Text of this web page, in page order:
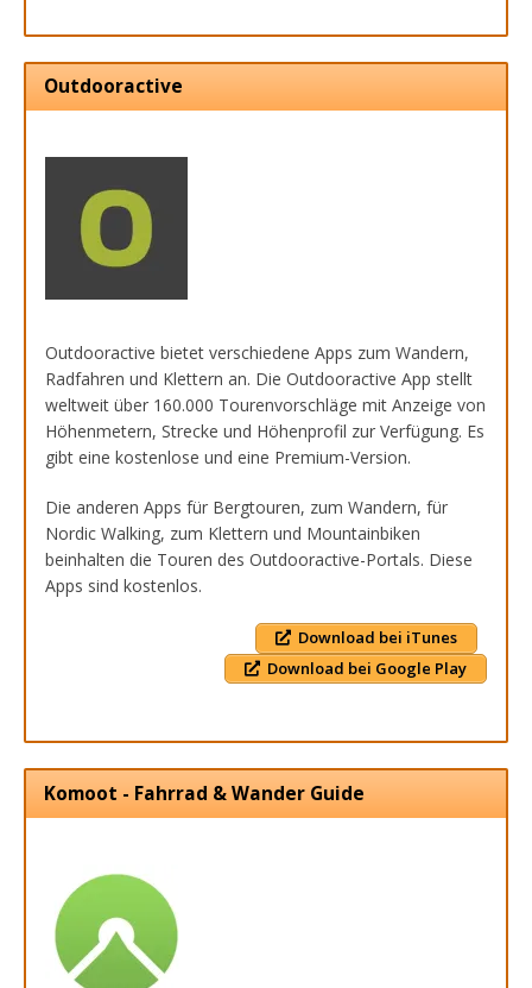
Outdooractive
Outdooractive bietet verschiedene Apps zum Wandern,
Radfahren und Klettern an. Die Outdooractive App stellt
weltweit über 160.000 Tourenvorschläge mit Anzeige von
Höhenmetern, Strecke und Höhenprofil zur Verfügung. Es
gibt eine kostenlose und eine Premium-Version.
Die anderen Apps für Bergtouren, zum Wandern, für
Nordic Walking, zum Klettern und Mountainbiken
beinhalten die Touren des Outdooractive-Portals. Diese
Apps sind kostenlos.
Download bei iTunes
Download bei Google Play
Komoot - Fahrrad & Wander Guide